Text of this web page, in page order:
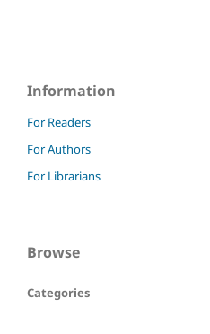
Information
For Readers
For Authors
For Librarians
Browse
Categories